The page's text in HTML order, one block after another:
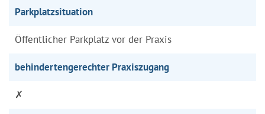
Parkplatzsituation
Öffentlicher Parkplatz vor der Praxis
behindertengerechter Praxiszugang
✗